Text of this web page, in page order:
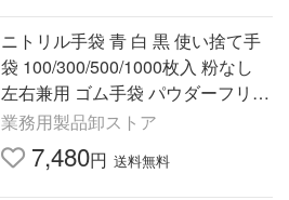
ニトリル手袋 青 白 黒 使い捨て手
袋 100/300/500/1000枚入 粉なし
左右兼用 ゴム手袋 パウダーフリー
S/M/L/XLサイズ 複合ニトリルゴム
手袋 ニトリル
業務用製品卸ストア
7,480円 送料無料